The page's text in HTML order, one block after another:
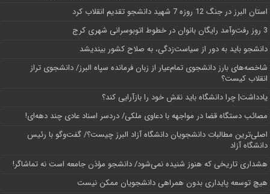
استان البرز در جنگ 12 روزه 7 شهید دانشجو تقدیم انقلاب کرد
3 روز رفت‌وآمد رایگان بانوان در خطوط اتوبوسرانی شهری کرج
دانشجو باید به دور از سیاست‌زدگی، به صلاح کشور بیندیشد
شاخصه‌های بارز دانشجوی تمام‌عیار از زبان فرمانده سپاه البرز/ دانشجوی تراز
انقلاب کیست؟
یادداشت| چرا دانشگاه باید نقش خود را بازآرایی کند؟
مصائب دستگاه قضا در مواجهه با دعاوی ملکی/ دردسر اسناد عادی چند‌ دهه‌ای!
اصلی‌ترین مطالبات دانشجویان دانشگاه آزاد البرز چیست؟/ گفت‌وگو با رئیس
دانشگاه آز‌اد
هشداری تاریخی که هنوز شنیده نمی‌شود/ دانشجو مؤذن جامعه است نه تماشاگر!
هیچ توسعه پایداری بدون همراهی دانشجویان ممکن نیست